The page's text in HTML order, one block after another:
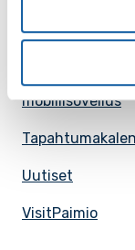
Ruokalista,
mobiilisovellus
Uutiset
VisitPaimio